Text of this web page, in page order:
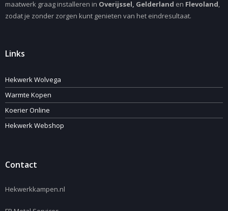
maatwerk graag installeren in Overijssel, Gelderland en Flevoland,
zodat je zonder zorgen kunt genieten van het eindresultaat.
Links
Hekwerk Wolvega
Warmte Kopen
Koerier Online
Hekwerk Webshop
Contact
Hekwerkkampen.nl